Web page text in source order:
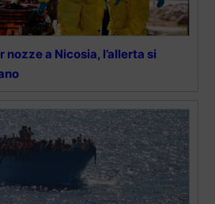
a Nicosia, l’allerta si